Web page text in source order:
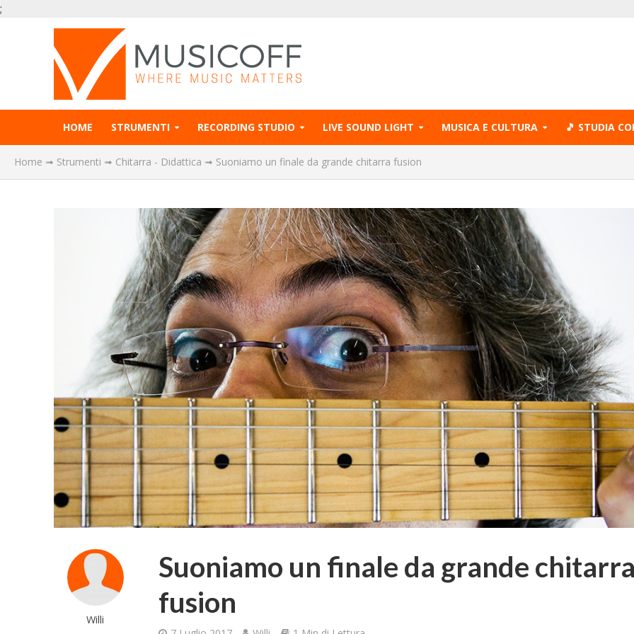
;
HOME STRUMENTI RECORDING STUDIO LIVE SOUND LIGHT MUSICA E CULTURA 🎵 STUDIA
Home ➟ Strumenti ➟ Chitarra - Didattica ➟ Suoniamo un finale da grande chitarra fusion
Willi
Suoniamo un finale da grande
fusion